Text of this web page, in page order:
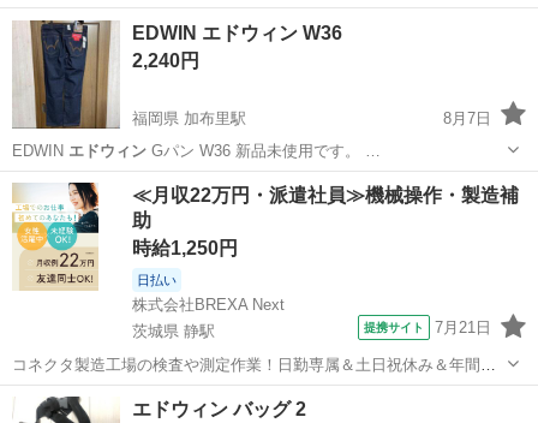
EDWIN エドウィン W36
2,240円
福岡県 加布里駅
8月7日
EDWIN エドウィンGパン W36 新品未使用です。 …
福岡 糸島市 加布里駅 パンツ エドウィン
≪月収22万円・派遣社員≫機械操作・製造補
助
時給1,250円
日払い
株式会社BREXA Next
茨城県 静駅
提携サイト 7月21日
コネクタ製造工場の検査や測定作業！日勤専属＆土日祝休み＆年間休
日128日★クリーンルーム内作業★マイカー通勤OK＆無料駐車場あり
★就業先食堂利用可！日払い制度あり！《茨城県常陸大宮市》 人気の
茨城 常陸大宮市 その他
エドウィン バッグ 2